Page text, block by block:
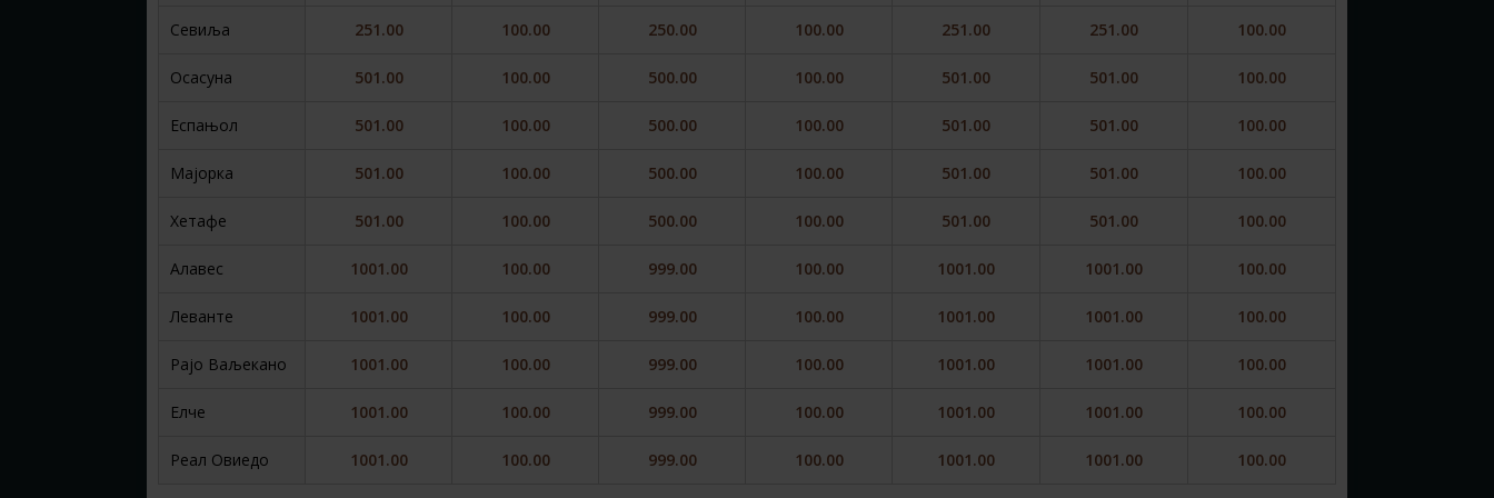
Севиља 251.00 100.00 250.00 100.00 251.00 251.00 100.00
Осасуна 501.00 100.00 500.00 100.00 501.00 501.00 100.00
Еспањол 501.00 100.00 500.00 100.00 501.00 501.00 100.00
Мајорка 501.00 100.00 500.00 100.00 501.00 501.00 100.00
Хетафе 501.00 100.00 500.00 100.00 501.00 501.00 100.00
Алавес 1001.00 100.00 999.00 100.00 1001.00 1001.00 100.00
Леванте 1001.00 100.00 999.00 100.00 1001.00 1001.00 100.00
Рајо Ваљекано 1001.00 100.00 999.00 100.00 1001.00 1001.00 100.00
Елче 1001.00 100.00 999.00 100.00 1001.00 1001.00 100.00
Реал Овиедо 1001.00 100.00 999.00 100.00 1001.00 1001.00 100.00